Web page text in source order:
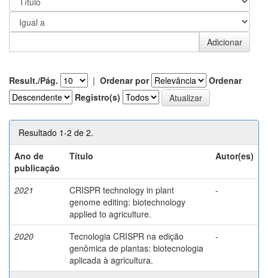
Result./Pág. | Ordenar por
Ordenar
Registro(s)
Resultado 1-2 de 2.
Ano de
publicação
Título Autor(es)
2021
CRISPR technology in plant
genome editing: biotechnology
applied to agriculture.
-
2020
Tecnologia CRISPR na edição
genômica de plantas: biotecnologia
aplicada à agricultura.
-